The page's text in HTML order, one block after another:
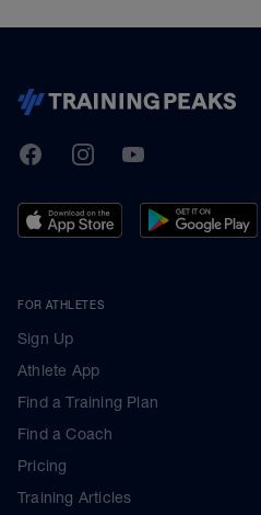
TrainingPeaks
FacebookInstagramYoutube
FOR ATHLETES
Sign Up
Athlete App
Find a Training Plan
Find a Coach
Pricing
Training Articles